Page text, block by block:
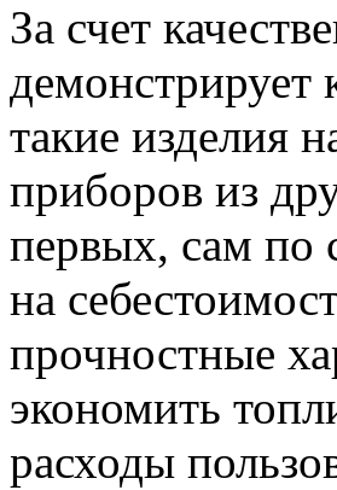
За счет
демонстрирует
такие изделия
приборов из
первых, сам по
на
прочностные
экономить
расходы